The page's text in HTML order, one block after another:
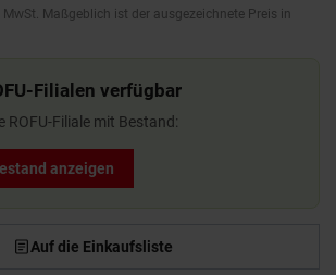
Maßgeblich ist der ausgezeichnete Preis in
Filialen verfügbar
ROFU-Filiale mit Bestand:
anzeigen
Auf die Einkaufsliste